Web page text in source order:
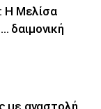
Η Μελίσα
δαιμονική
με αναστολή